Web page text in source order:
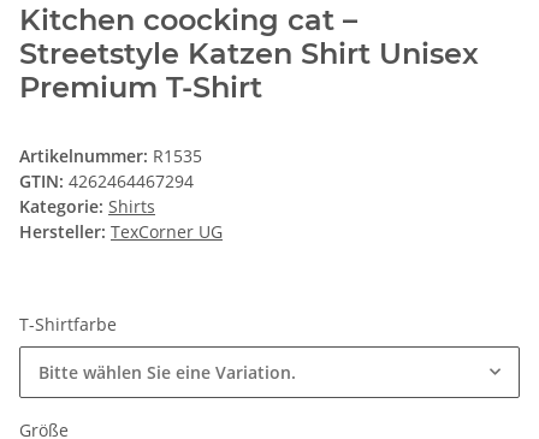
Kitchen coocking cat –
Streetstyle Katzen Shirt Unisex
Premium T-Shirt
Artikelnummer: R1535
GTIN: 4262464467294
Kategorie: Shirts
Hersteller: TexCorner UG
T-Shirtfarbe
Bitte wählen Sie eine Variation.
Größe